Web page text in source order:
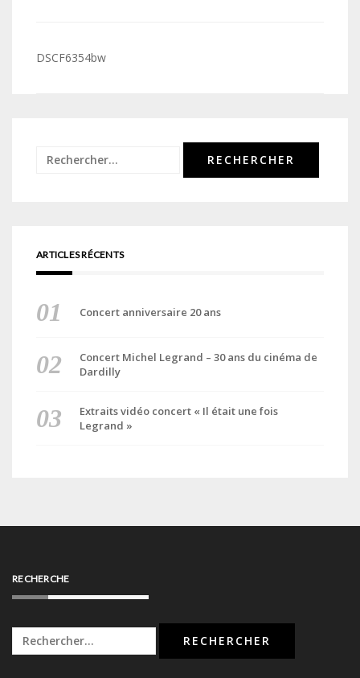
Navigation
DSCF6354bw
Rechercher :
ARTICLES RÉCENTS
Concert anniversaire 20 ans
Concert Michel Legrand – 30 ans du cinéma de
Dardilly
Extraits vidéo concert « Il était une fois
Legrand »
RECHERCHE
Rechercher :